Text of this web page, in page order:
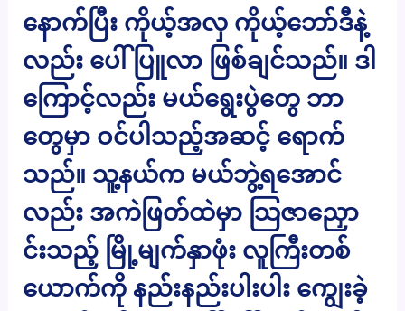
နောက်ပြီး ကိုယ့်အလှ ကိုယ့်ဘော်ဒီနဲ့
လည်း ပေါ်ပြူလာ ဖြစ်ချင်သည်။ ဒါ
ကြောင့်လည်း မယ်ရွေးပွဲတွေ ဘာ
တွေမှာ ဝင်ပါသည့်အဆင့် ရောက်
သည်။ သူ့နယ်က မယ်ဘွဲ့ရအောင်
လည်း အကဲဖြတ်ထဲမှာ သြဇာညှော
င်းသည့် မြို့မျက်နှာဖုံး လူကြီးတစ်
ယောက်ကို နည်းနည်းပါးပါး ကျွေးခဲ့